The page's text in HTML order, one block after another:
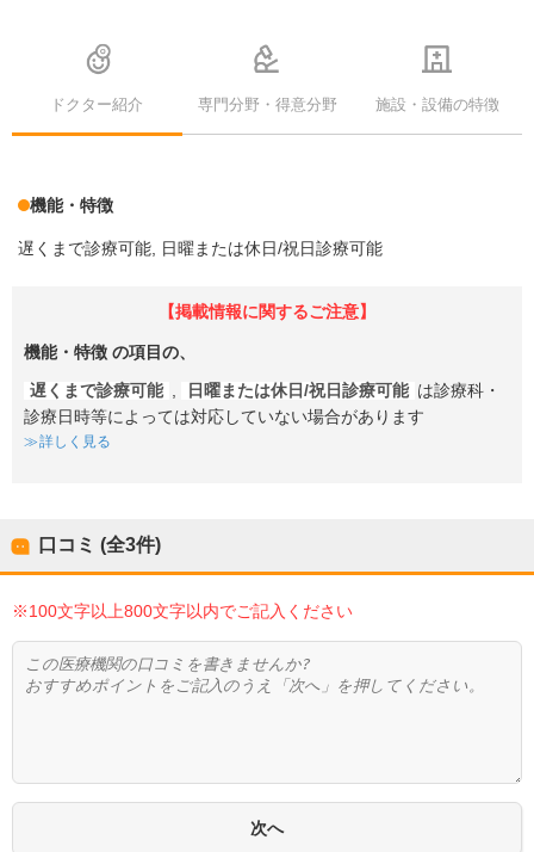
ドクター紹介 専門分野・得意分野 施設・設備の特徴
機能・特徴
遅くまで診療可能 日曜または休日/祝日診療可能
【掲載情報に関するご注意】
機能・特徴 の項目の、
遅くまで診療可能 日曜または休日/祝日診療可能 は診療科・
診療日時等によっては対応していない場合があります
詳しく見る
口コミ (全3件)
※100文字以上800文字以内でご記入ください